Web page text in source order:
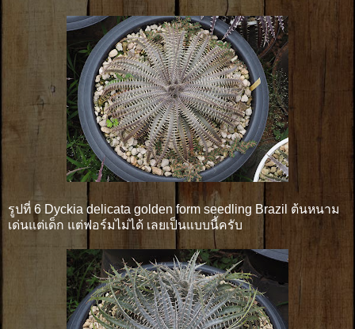
รูปที่ 6 Dyckia delicata golden form seedling Brazil ต้นหนาม
เด่นแต่เด็ก แต่ฟอร์มไม่ได้ เลยเป็นแบบนี้ครับ